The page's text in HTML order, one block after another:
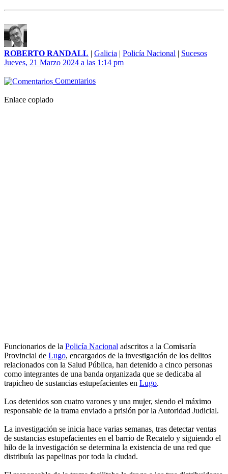
ROBERTO RANDALL | Galicia | Policía Nacional | Sucesos
Jueves, 21 Marzo 2024 a las 1:14 pm
Comentarios
Enlace copiado
Funcionarios de la Policía Nacional adscritos a la Comisaría
Provincial de Lugo, encargados de la investigación de los delitos
relacionados con la Salud Pública, han detenido a cinco personas
como integrantes de una banda organizada que se dedicaba al
trapicheo de sustancias estupefacientes en Lugo.
Los detenidos son cuatro varones y una mujer, siendo el máximo
responsable de la trama enviado a prisión por la Autoridad Judicial.
La investigación se inicia hace varias semanas, tras detectar ventas
de sustancias estupefacientes en el barrio de Recatelo y siguiendo el
hilo de la investigación se determina la existencia de una red que
distribuía las papelinas por toda la ciudad.